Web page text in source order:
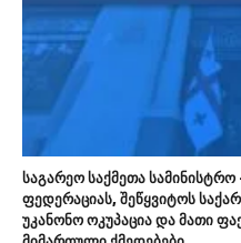
საგარეო საქმეთა
ფედერაციას, შეწყვიტოს
უკანონო ოკუპაცია და მათი